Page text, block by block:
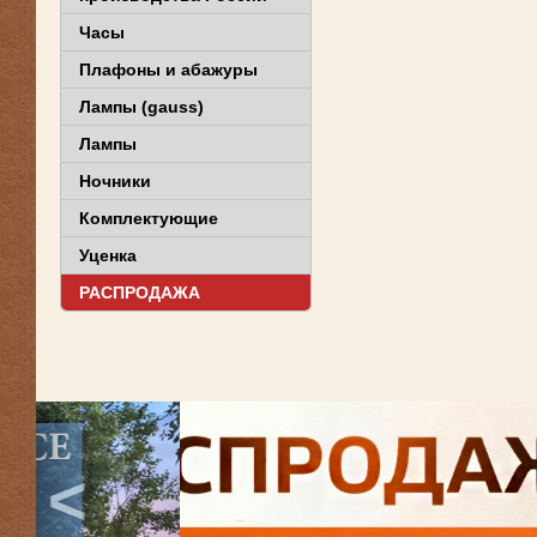
Часы
Плафоны и абажуры
Лампы (gauss)
Лампы
Ночники
Комплектующие
Уценка
РАСПРОДАЖА